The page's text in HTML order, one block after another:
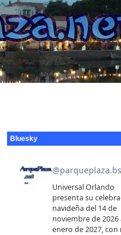
Bluesky